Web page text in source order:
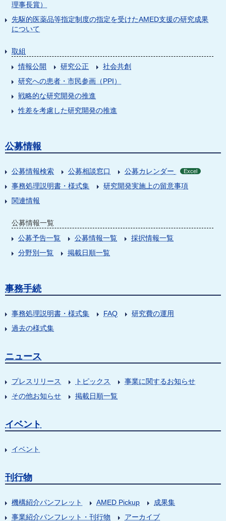
理事長賞）
先駆的医薬品等指定制度の指定を受けたAMED支援の研究成果
について
取組
情報公開
研究公正
社会共創
研究への患者・市民参画（PPI）
戦略的な研究開発の推進
性差を考慮した研究開発の推進
公募情報
公募情報検索 公募相談窓口 公募カレンダー Excel
事務処理説明書・様式集
研究開発実施上の留意事項
関連情報
公募情報一覧
公募予告一覧
公募情報一覧
採択情報一覧
分野別一覧
掲載日順一覧
事務手続
事務処理説明書・様式集 FAQ
研究費の運用
過去の様式集
ニュース
プレスリリース トピックス
事業に関するお知らせ
その他お知らせ
掲載日順一覧
イベント
イベント
刊行物
機構紹介パンフレット AMED Pickup
成果集
事業紹介パンフレット・刊行物
アーカイブ